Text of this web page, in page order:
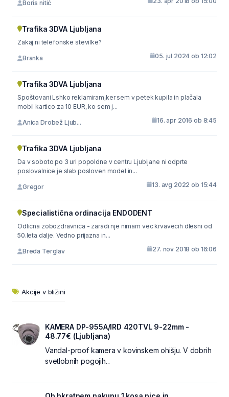
Boris nitić
Trafika 3DVA Ljubljana
Zakaj ni telefonske stevilke?
Branka 05. jul 2024 ob 12:02
Trafika 3DVA Ljubljana
Spoštovani Lshko reklamiram,ker sem v petek kupila in plačala
mobil kartico za 10 EUR, ko sem j...
Anica Drobež Ljub... 16. apr 2016 ob 8:45
Trafika 3DVA Ljubljana
Da v soboto po 3 uri popoldne v centru Ljubljane ni odprte
poslovalnice je slab posloven model in...
Gregor 13. avg 2022 ob 15:44
Specialistična ordinacija ENDODENT
Odlicna zobozdravnica - zaradi nje nimam vec krvavecih dlesni od
50.leta dalje. Vedno prijazna in...
Breda Terglav 27. nov 2018 ob 16:06
Akcije v bližini
KAMERA DP-955A/IRD 420TVL 9-22mm -
48.77€ (Ljubljana)
Vandal-proof kamera v kovinskem ohišju. V dobrih
svetlobnih pogojih...